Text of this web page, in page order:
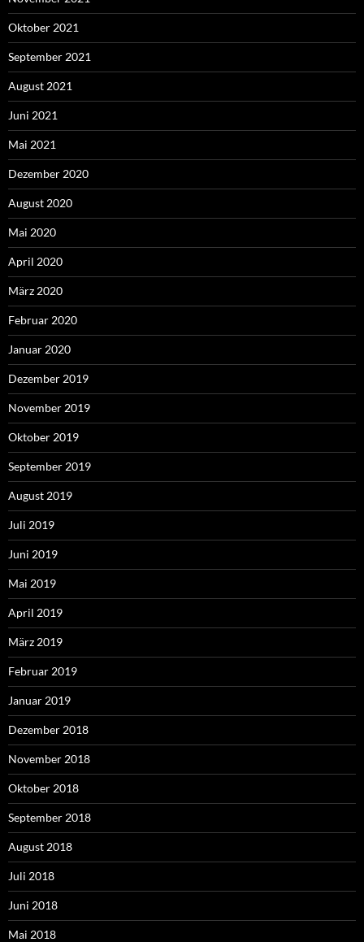
Oktober 2021
September 2021
August 2021
Juni 2021
Mai 2021
Dezember 2020
August 2020
Mai 2020
April 2020
März 2020
Februar 2020
Januar 2020
Dezember 2019
November 2019
Oktober 2019
September 2019
August 2019
Juli 2019
Juni 2019
Mai 2019
April 2019
März 2019
Februar 2019
Januar 2019
Dezember 2018
November 2018
Oktober 2018
September 2018
August 2018
Juli 2018
Juni 2018
Mai 2018